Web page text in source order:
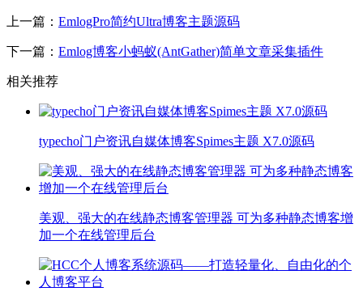
上一篇： EmlogPro简约Ultra博客主题源码
下一篇： Emlog博客小蚂蚁(AntGather)简单文章采集插件
相关推荐
typecho门户资讯自媒体博客Spimes主题 X7.0源码
美观、强大的在线静态博客管理器 可为多种静态博客增
加一个在线管理后台